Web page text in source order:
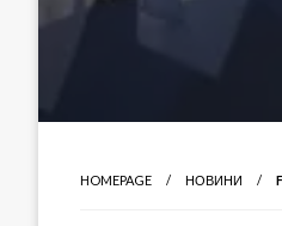
HOMEPAGE НОВИНИ